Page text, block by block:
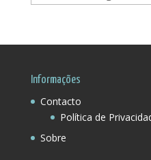
Por
Informações
Contacto
Política de
Sobre